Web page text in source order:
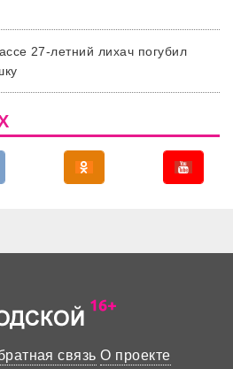
27-летний лихач погубил
связь О проекте